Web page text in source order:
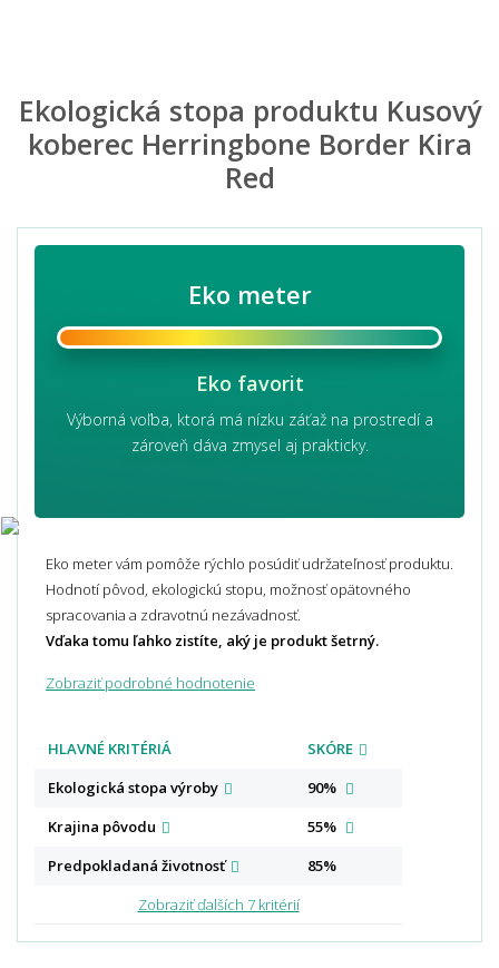
Ekologická stopa produktu Kusový
koberec Herringbone Border Kira
Red
Eko meter
Eko favorit
Výborná voľba, ktorá má nízku záťaž na prostredí a
zároveň dáva zmysel aj prakticky.
Eko meter vám pomôže rýchlo posúdiť udržateľnosť produktu.
Hodnotí pôvod, ekologickú stopu, možnosť opätovného
spracovania a zdravotnú nezávadnosť.
Vďaka tomu ľahko zistíte, aký je produkt šetrný.
Zobraziť podrobné hodnotenie
HLAVNÉ KRITÉRIÁ
SKÓRE
Ekologická stopa výroby
90%
Krajina pôvodu
55%
Predpokladaná životnosť
85%
Zobraziť ďalších 7 kritérií